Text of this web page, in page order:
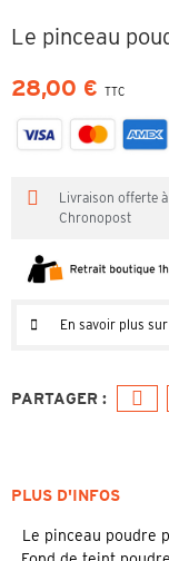
Le pinceau
28,00 € TTC
Livraison offerte
Chronopost
En savoir plus
PLUS D'INFOS
Le pinceau poudre